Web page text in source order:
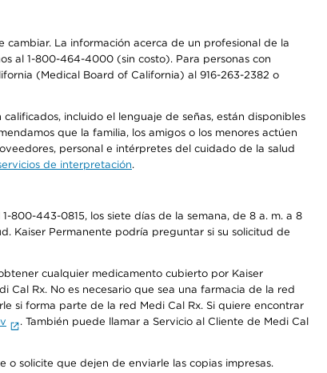
La información acerca de un profesional de la
al 1-800-464-4000 (sin costo). Para personas con
(Medical Board of California) al 916-263-2382 o
incluido el lenguaje de señas, están disponibles
que la familia, los amigos o los menores actúen
personal e intérpretes del cuidado de la salud
de interpretación.
800-443-0815, los siete días de la semana, de 8 a. m. a 8
Kaiser Permanente podría preguntar si su solicitud de
cualquier medicamento cubierto por Kaiser
Rx. No es necesario que sea una farmacia de la red
si forma parte de la red Medi Cal Rx. Si quiere encontrar
. También puede llamar a Servicio al Cliente de Medi Cal
solicite que dejen de enviarle las copias impresas.